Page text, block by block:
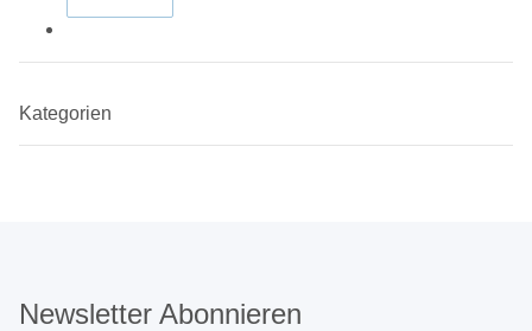
Kategorien
Newsletter Abonnieren